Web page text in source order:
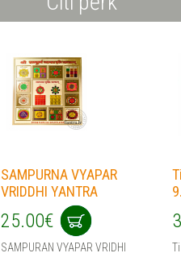
SAMPURNA VYAPAR
VRIDDHI YANTRA
25.00€
SAMPURAN VYAPAR VRIDHI